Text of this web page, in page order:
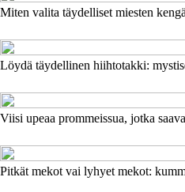
Miten valita täydelliset miesten
Löydä täydellinen hiihtotakki:
Viisi upeaa prommeissua, jotka
Pitkät mekot vai lyhyet mekot: